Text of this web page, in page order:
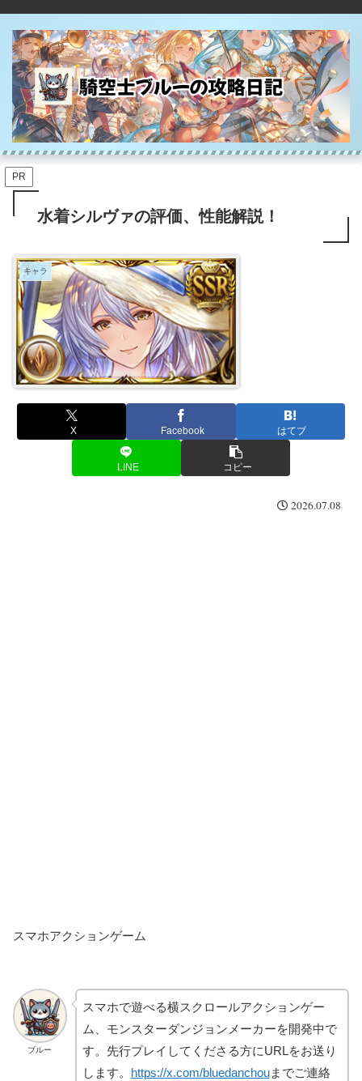
PR
水着シルヴァの評価、性能解説！
キャラ
X Facebook はてブ
LINE コピー
2026.07.08
スマホアクションゲーム
ブルー
スマホで遊べる横スクロールアクションゲー
ム、モンスターダンジョンメーカーを開発中で
す。先行プレイしてくださる方にURLをお送り
します。 https://x.com/bluedanchouまでご連絡